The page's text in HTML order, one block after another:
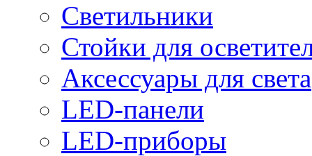
Светильники
Стойки для
Аксессуары для света
LED-панели
LED-приборы